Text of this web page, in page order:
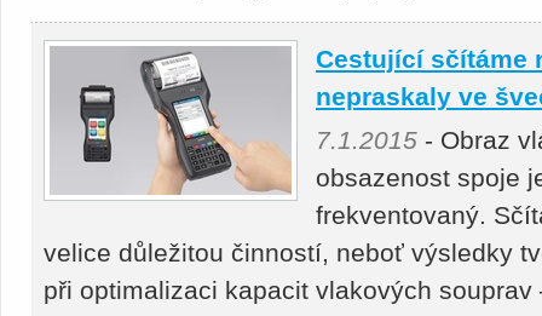
Cestující sčítáme
nepraskaly ve
7.1.2015 - Obraz
obsazenost spoje
frekventovaný.
velice důležitou činností, neboť výsledky
při optimalizaci kapacit vlakových